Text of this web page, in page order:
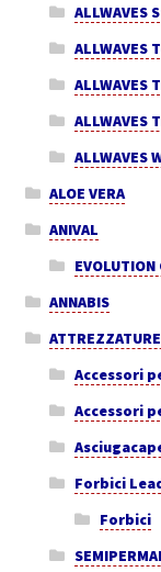
ALLWAVES
ALLWAVES
ALLWAVES
ALLWAVES
ALLWAVES
ALOE VERA
ANIVAL
EVOLUTION
ANNABIS
Accessori
Accessori
Forbici
Forbici